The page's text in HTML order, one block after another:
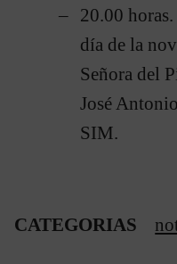
20.00
día de la
Señora del
José
SIM.
CATEGORIAS